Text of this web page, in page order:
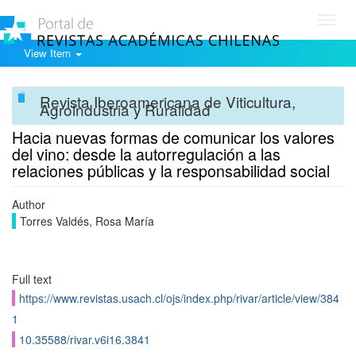
View Item
Revista Iberoamericana de Viticultura,
Agroindustria y Ruralidad
Hacia nuevas formas de comunicar los valores
del vino: desde la autorregulación a las
relaciones públicas y la responsabilidad social
Author
Torres Valdés, Rosa María
Full text
https://www.revistas.usach.cl/ojs/index.php/rivar/article/view/384
1
10.35588/rivar.v6i16.3841